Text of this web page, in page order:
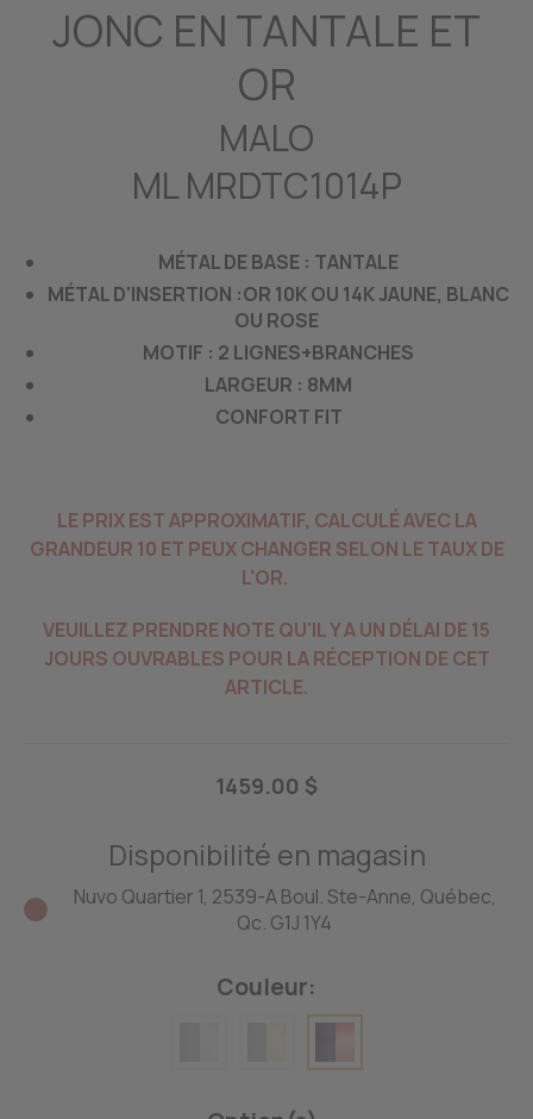
JONC EN TANTALE ET
OR
MALO
ML MRDTC1014P
MÉTAL DE BASE : TANTALE
MÉTAL D'INSERTION :OR 10K OU 14K JAUNE, BLANC
OU ROSE
MOTIF : 2 LIGNES+BRANCHES
LARGEUR : 8MM
CONFORT FIT
LE PRIX EST APPROXIMATIF, CALCULÉ AVEC LA
GRANDEUR 10 ET PEUX CHANGER SELON LE TAUX DE
L'OR.
VEUILLEZ PRENDRE NOTE QU'IL Y A UN DÉLAI DE 15
JOURS OUVRABLES POUR LA RÉCEPTION DE CET
ARTICLE.
1459.00 $
Disponibilité en magasin
Nuvo Quartier 1, 2539-A Boul. Ste-Anne, Québec,
Qc. G1J 1Y4
Couleur: